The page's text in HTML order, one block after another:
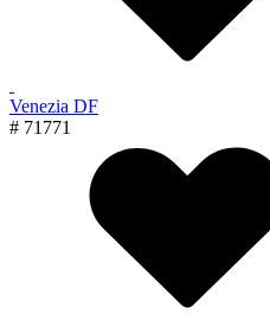
Venezia DF
# 71771